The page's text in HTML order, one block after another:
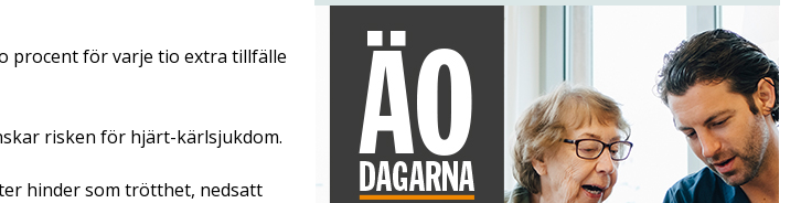
procent för varje tio extra tillfälle
risken för hjärt-kärlsjukdom.
hinder som trötthet, nedsatt